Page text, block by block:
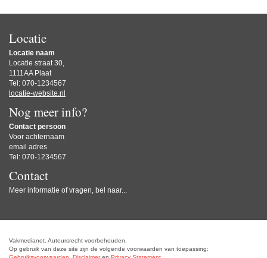
Locatie
Locatie naam
Locatie straat 30,
1111AA Plaat
Tel: 070-1234567
locatie-website.nl
Nog meer info?
Contact persoon
Voor achternaam
email adres
Tel: 070-1234567
Contact
Meer informatie of vragen, bel naar...
Vakmedianet. Auteursrecht voorbehouden.
Op gebruik van deze site zijn de volgende voorwaarden van toepassing: